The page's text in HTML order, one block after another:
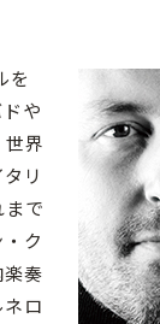
を
や
界
リ
で
ク
奏
ロ